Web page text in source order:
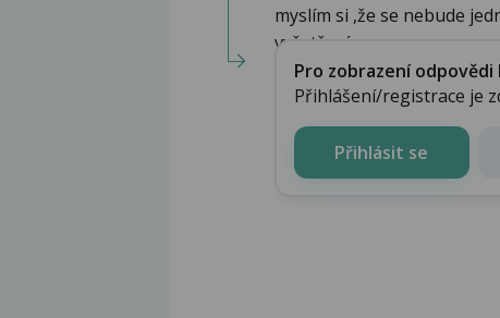
myslím si ,že se nebude
vyšetření ...
Pro zobrazení
Přihlášení/registrace je
Přihlásit se